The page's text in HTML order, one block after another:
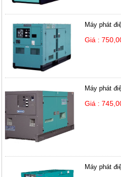
Máy phát
Giá :
Máy phát
Giá :
Máy phát